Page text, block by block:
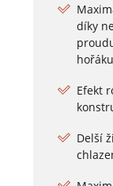
díky
Efekt
Delší